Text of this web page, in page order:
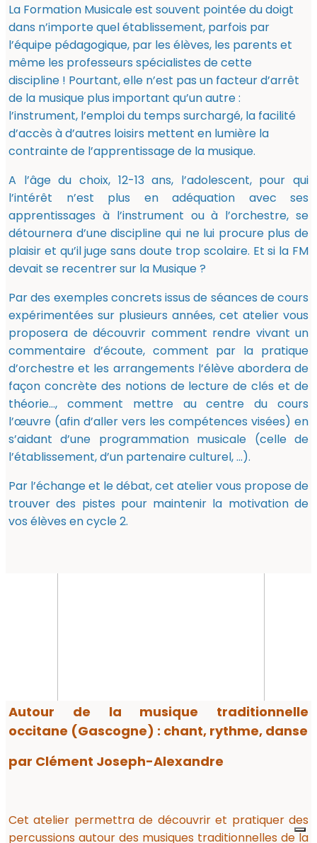
La Formation Musicale est souvent pointée du doigt
dans n’importe quel établissement, parfois par
l’équipe pédagogique, par les élèves, les parents et
même les professeurs spécialistes de cette
discipline ! Pourtant, elle n’est pas un facteur d’arrêt
de la musique plus important qu’un autre :
l’instrument, l’emploi du temps surchargé, la facilité
d’accès à d’autres loisirs mettent en lumière la
contrainte de l’apprentissage de la musique.
A l’âge du choix, 12-13 ans, l’adolescent, pour qui
l’intérêt n’est plus en adéquation avec ses
apprentissages à l’instrument ou à l’orchestre, se
détournera d’une discipline qui ne lui procure plus de
plaisir et qu’il juge sans doute trop scolaire. Et si la FM
devait se recentrer sur la Musique ?
Par des exemples concrets issus de séances de cours
expérimentées sur plusieurs années, cet atelier vous
proposera de découvrir comment rendre vivant un
commentaire d’écoute, comment par la pratique
d’orchestre et les arrangements l’élève abordera de
façon concrète des notions de lecture de clés et de
théorie…, comment mettre au centre du cours
l’œuvre (afin d’aller vers les compétences visées) en
s’aidant d’une programmation musicale (celle de
l’établissement, d’un partenaire culturel, …).
Par l’échange et le débat, cet atelier vous propose de
trouver des pistes pour maintenir la motivation de
vos élèves en cycle 2.
Autour de la musique traditionnelle
occitane (Gascogne) : chant, rythme, danse
par Clément Joseph-Alexandre
Cet atelier permettra de découvrir et pratiquer des
percussions autour des musiques traditionnelles de la